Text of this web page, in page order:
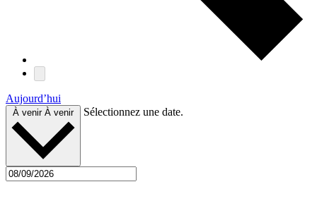
Aujourd’hui
À venir À venir Sélectionnez une date.